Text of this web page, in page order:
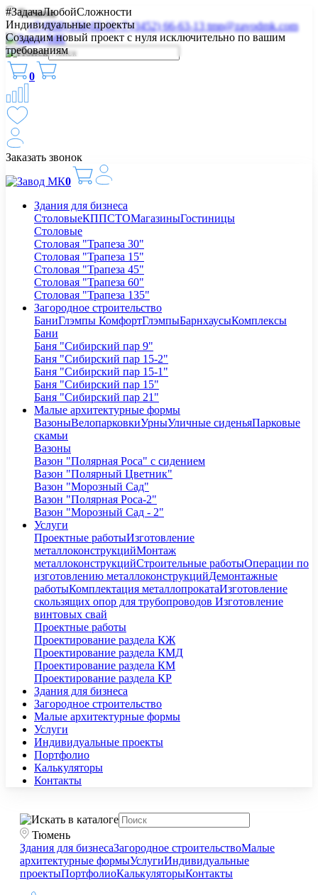
Тюмень
+7 (958) 150-02-11+7 (3452) 66-63-13tmn@zavodmk.com
0
Заказать звонок
0
Здания для бизнеса
СтоловыеКППСТОМагазиныГостиницы
Столовые
Столовая "Трапеза 30"
Столовая "Трапеза 15"
Столовая "Трапеза 45"
Столовая "Трапеза 60"
Столовая "Трапеза 135"
Загородное строительство
БаниГлэмпы КомфортГлэмпыБарнхаусыКомплексы
Бани
Баня "Сибирский пар 9"
Баня "Сибирский пар 15-2"
Баня "Сибирский пар 15-1"
Баня "Сибирский пар 15"
Баня "Сибирский пар 21"
Малые архитектурные формы
ВазоныВелопарковкиУрныУличные сиденьяПарковые
скамьи
Вазоны
Вазон "Полярная Роса" с сидением
Вазон "Полярный Цветник"
Вазон "Морозный Сад"
Вазон "Полярная Роса-2"
Вазон "Морозный Сад - 2"
Услуги
Проектные работыИзготовление
металлоконструкцийМонтаж
металлоконструкцийСтроительные работыОперации по
изготовлению металлоконструкцийДемонтажные
работыКомплектация металлопрокатаИзготовление
скользящих опор для трубопроводов Изготовление
винтовых свай
Проектные работы
Проектирование раздела КЖ
Проектирование раздела КМД
Проектирование раздела КМ
Проектирование раздела КР
Здания для бизнеса
Загородное строительство
Малые архитектурные формы
Услуги
Индивидуальные проекты
Портфолио
Калькуляторы
Контакты
Тюмень
Здания для бизнесаЗагородное строительствоМалые
архитектурные формыУслугиИндивидуальные
проектыПортфолиоКалькуляторыКонтакты
#ЗадачаЛюбойСложности
Индивидуальные проекты
Создадим новый проект с нуля исключительно по вашим
требованиям